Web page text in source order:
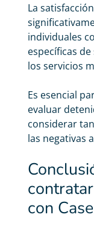
La
individuales
específicas
los servicios
Es esencial
evaluar
considerar
las negativas
con